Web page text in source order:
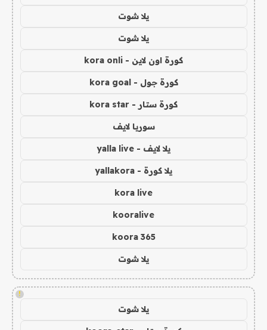
يلا شوت
يلا شوت
كورة اون لاين - kora onli
كورة جول - kora goal
كورة ستار - kora star
سوريا لايف
يلا لايف - yalla live
يلا كورة - yallakora
kora live
kooralive
koora 365
يلا شوت
!
يلا شوت